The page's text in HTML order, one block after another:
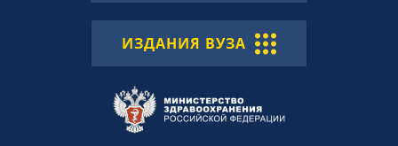
ИЗДАНИЯ ВУЗА